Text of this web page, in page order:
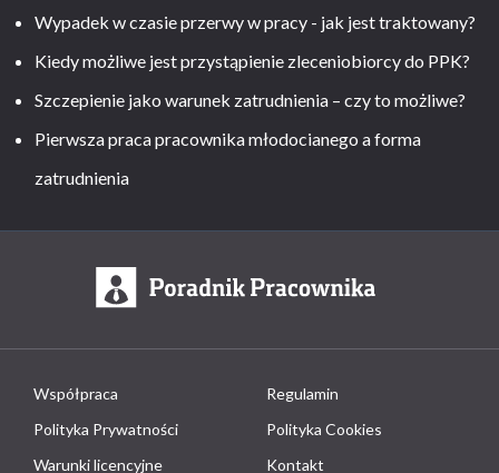
Wypadek w czasie przerwy w pracy - jak jest traktowany?
Kiedy możliwe jest przystąpienie zleceniobiorcy do PPK?
Szczepienie jako warunek zatrudnienia – czy to możliwe?
Pierwsza praca pracownika młodocianego a forma
zatrudnienia
Współpraca
Regulamin
Polityka Prywatności
Polityka Cookies
Warunki licencyjne
Kontakt